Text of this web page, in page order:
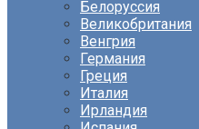
Белоруссия
Великобритания
Венгрия
Германия
Греция
Италия
Ирландия